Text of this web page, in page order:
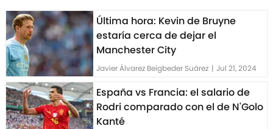
Última hora: Kevin de Bruyne
estaría cerca de dejar el
Manchester City
Javier Álvarez Beigbeder Suárez | Jul 21, 2024
España vs Francia: el salario de
Rodri comparado con el de N'Golo
Kanté